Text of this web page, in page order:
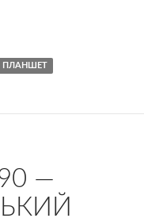
в США
ПЛАНШЕТ
—